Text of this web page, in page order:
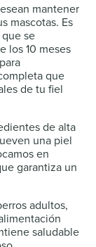
mantener
mascotas. Es
se
los 10 meses
que
de tu fiel
de alta
una piel
en
garantiza un
adultos,
saludable